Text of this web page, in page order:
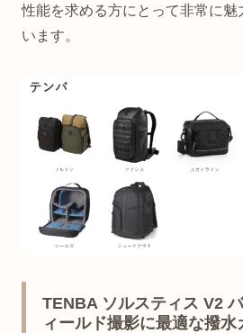
性能を求める方にとって非常に魅
います。
TENBA ソルスティス V2
ィールド撮影に最適な撥水